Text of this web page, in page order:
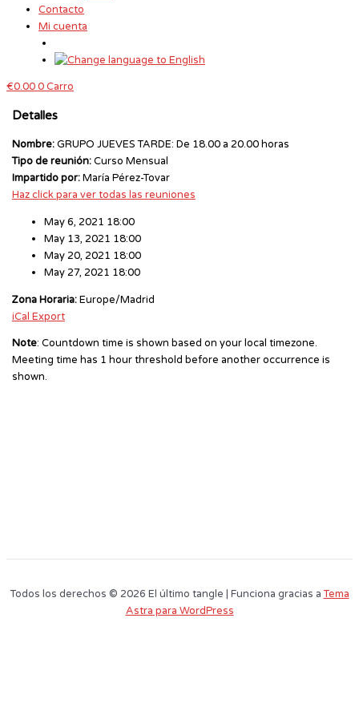
Contacto
Mi cuenta
€0.000Carro
Detalles
Nombre:GRUPO JUEVES TARDE: De 18.00 a 20.00 horas
Tipo de reunión:Curso Mensual
Impartido por:María Pérez-Tovar
Haz click para ver todas las reuniones
May 6, 2021 18:00
May 13, 2021 18:00
May 20, 2021 18:00
May 27, 2021 18:00
Zona Horaria:Europe/Madrid
iCal Export
Note: Countdown time is shown based on your local timezone.
Meeting time has 1 hour threshold before another occurrence is
shown.
Todos los derechos © 2026 El último tangle | Funciona gracias aTema
Astra para WordPress